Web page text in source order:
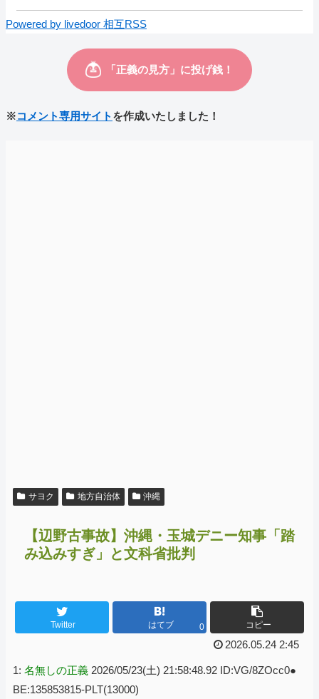
Powered by livedoor 相互RSS
※コメント専用サイト を作成いたしました！
サヨク 地方自治体 沖縄
【辺野古事故】沖縄・玉城デニー知事「踏
み込みすぎ」と文科省批判
Twitter はてブ 0 コピー
2026.05.24 2:45
1: 名無しの正義 2026/05/23(土) 21:58:48.92 ID:VG/8ZOcc0●
BE:135853815-PLT(13000)